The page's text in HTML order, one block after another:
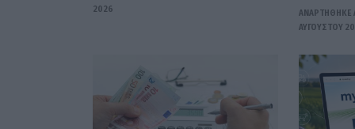
2026
ΑΝΑΡΤΗΘΗΚΕ
ΑΥΓΟΎΣΤΟΥ